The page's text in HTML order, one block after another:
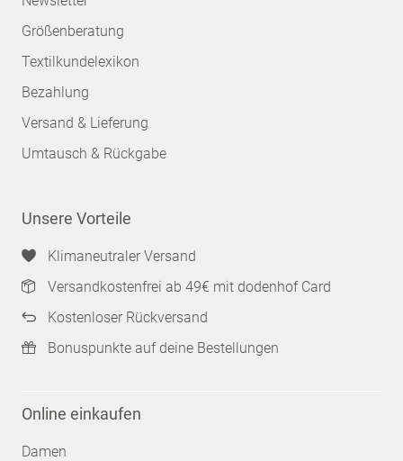
Größenberatung
Textilkundelexikon
Bezahlung
Versand & Lieferung
Umtausch & Rückgabe
Unsere Vorteile
Klimaneutraler Versand
Versandkostenfrei ab 49€ mit dodenhof Card
Kostenloser Rückversand
Bonuspunkte auf deine Bestellungen
Online einkaufen
Damen